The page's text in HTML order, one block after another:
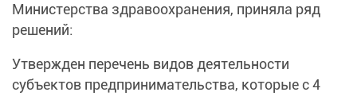
Министерства здравоохранения, приняла ряд
решений:
Утвержден перечень видов деятельности
субъектов предпринимательства, которые с 4